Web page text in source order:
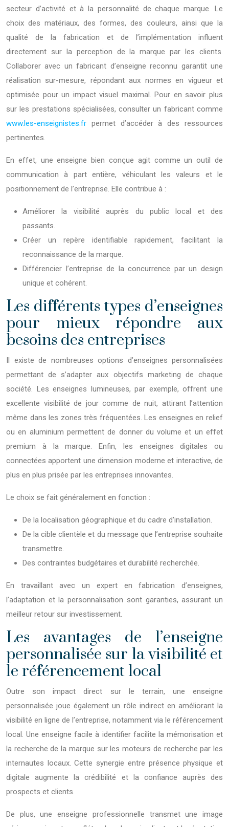
secteur d’activité et à la personnalité de chaque marque. Le
choix des matériaux, des formes, des couleurs, ainsi que la
qualité de la fabrication et de l’implémentation influent
directement sur la perception de la marque par les clients.
Collaborer avec un fabricant d’enseigne reconnu garantit une
réalisation sur-mesure, répondant aux normes en vigueur et
optimisée pour un impact visuel maximal. Pour en savoir plus
sur les prestations spécialisées, consulter un fabricant comme
www.les-enseignistes.fr permet d’accéder à des ressources
pertinentes.
En effet, une enseigne bien conçue agit comme un outil de
communication à part entière, véhiculant les valeurs et le
positionnement de l’entreprise. Elle contribue à :
Améliorer la visibilité auprès du public local et des
passants.
Créer un repère identifiable rapidement, facilitant la
reconnaissance de la marque.
Différencier l’entreprise de la concurrence par un design
unique et cohérent.
Les différents types d’enseignes
pour mieux répondre aux
besoins des entreprises
Il existe de nombreuses options d’enseignes personnalisées
permettant de s’adapter aux objectifs marketing de chaque
société. Les enseignes lumineuses, par exemple, offrent une
excellente visibilité de jour comme de nuit, attirant l’attention
même dans les zones très fréquentées. Les enseignes en relief
ou en aluminium permettent de donner du volume et un effet
premium à la marque. Enfin, les enseignes digitales ou
connectées apportent une dimension moderne et interactive, de
plus en plus prisée par les entreprises innovantes.
Le choix se fait généralement en fonction :
De la localisation géographique et du cadre d’installation.
De la cible clientèle et du message que l’entreprise souhaite
transmettre.
Des contraintes budgétaires et durabilité recherchée.
En travaillant avec un expert en fabrication d’enseignes,
l’adaptation et la personnalisation sont garanties, assurant un
meilleur retour sur investissement.
Les avantages de l’enseigne
personnalisée sur la visibilité et
le référencement local
Outre son impact direct sur le terrain, une enseigne
personnalisée joue également un rôle indirect en améliorant la
visibilité en ligne de l’entreprise, notamment via le référencement
local. Une enseigne facile à identifier facilite la mémorisation et
la recherche de la marque sur les moteurs de recherche par les
internautes locaux. Cette synergie entre présence physique et
digitale augmente la crédibilité et la confiance auprès des
prospects et clients.
De plus, une enseigne professionnelle transmet une image